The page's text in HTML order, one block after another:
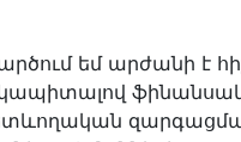
եմ արժանի է